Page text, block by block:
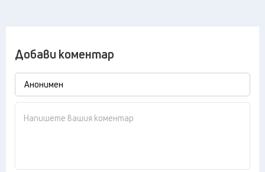
Добави коментар